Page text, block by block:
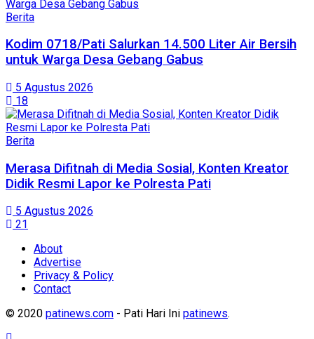
Berita
Kodim 0718/Pati Salurkan 14.500 Liter Air Bersih
untuk Warga Desa Gebang Gabus
5 Agustus 2026
18
Berita
Merasa Difitnah di Media Sosial, Konten Kreator
Didik Resmi Lapor ke Polresta Pati
5 Agustus 2026
21
About
Advertise
Privacy & Policy
Contact
© 2020 patinews.com - Pati Hari Ini patinews.